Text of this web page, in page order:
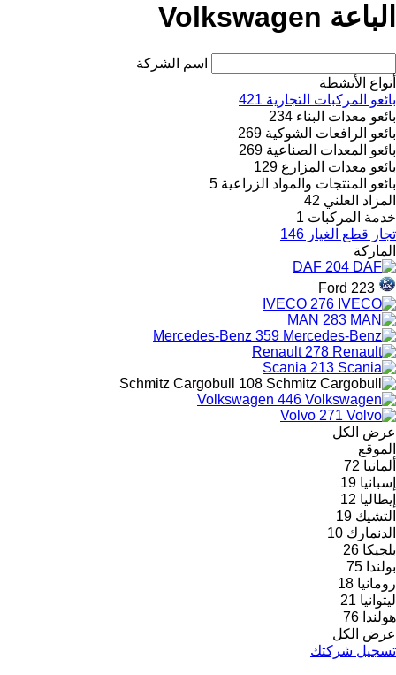
الباعة Volkswagen
اسم الشركة
أنواع الأنشطة
بائعو المركبات التجارية 421
بائعو معدات البناء 234
بائعو الرافعات الشوكية 269
بائعو المعدات الصناعية 269
بائعو معدات المزارع 129
بائعو المنتجات والمواد الزراعية 5
المزاد العلني 42
خدمة المركبات 1
تجار قطع الغيار 146
الماركة
DAF 204
Ford 223
IVECO 276
MAN 283
Mercedes-Benz 359
Renault 278
Scania 213
Schmitz Cargobull 108
Volkswagen 446
Volvo 271
عرض الكل
الموقع
ألمانيا 72
إسبانيا 19
إيطاليا 12
التشيك 19
الدنمارك 10
بلجيكا 26
بولندا 75
رومانيا 18
ليتوانيا 21
هولندا 76
عرض الكل
تسجيل شركتك